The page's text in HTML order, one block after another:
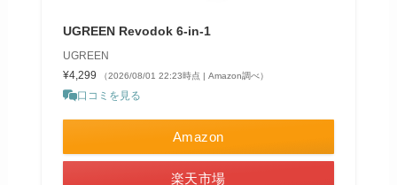
UGREEN Revodok 6-in-1
UGREEN
¥4,299
（2026/08/01 22:23時点 | Amazon調べ）
口コミを見る
Amazon
楽天市場